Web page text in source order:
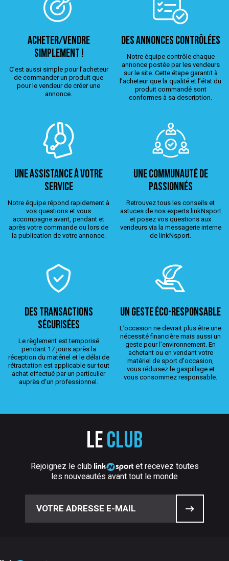
ACHETER/VENDRE
simplement !
C’est aussi simple pour l’acheteur
de commander un produit que
pour le vendeur de créer une
annonce.
Des annonces contrôlées
Notre équipe contrôle chaque
annonce postée par les vendeurs
sur le site. Cette étape garantit à
l’acheteur que la qualité et l’état du
produit commandé sont
conformes à sa description.
Une assistance à votre
service
Notre équipe répond rapidement à
vos questions et vous
accompagne avant, pendant et
après votre commande ou lors de
la publication de votre annonce.
Une Communauté de
passionnés
Retrouvez tous les conseils et
astuces de nos experts linkNsport
et posez vos questions aux
vendeurs via la messagerie interne
de linkNsport.
Des transactions
sécurisées
Le règlement est temporisé
pendant 17 jours après la
réception du matériel et le délai de
rétractation est applicable sur tout
achat effectué par un particulier
auprès d’un professionnel.
Un geste éco-responsable
L’occasion ne devrait plus être une
nécessité financière mais aussi un
geste pour l’environnement. En
achetant ou en vendant votre
matériel de sport d'occasion,
vous réduisez le gaspillage et
vous consommez responsable.
Le club
Rejoignez le club
et recevez toutes
les nouveautés avant tout le monde